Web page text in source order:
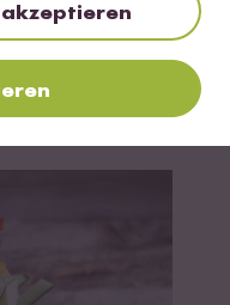
akzeptieren